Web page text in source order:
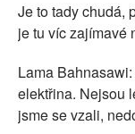
Je to tady chudá,
je tu víc zajímavé
Lama
elektřina. Nejsou
jsme se vzali,